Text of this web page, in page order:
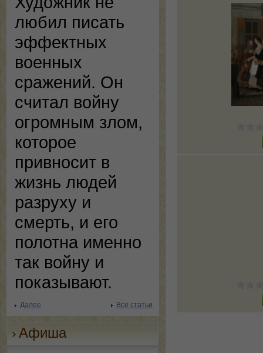
любил писать
эффектных
военных
сражений. Он
считал войну
огромным злом,
которое
привносит в
жизнь людей
разруху и
смерть, и его
полотна именно
так войну и
показывают.
Далее Все статьи
Афиша